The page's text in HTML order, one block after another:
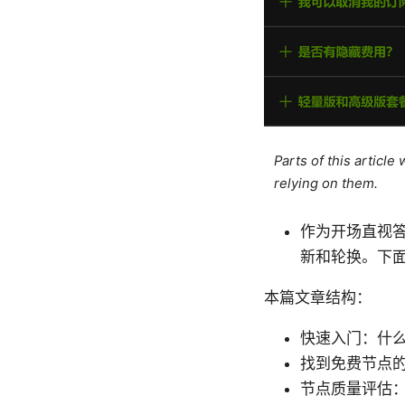
Parts of this article
relying on them.
作为开场直视
新和轮换。下
本篇文章结构：
快速入门：什
找到免费节点
节点质量评估